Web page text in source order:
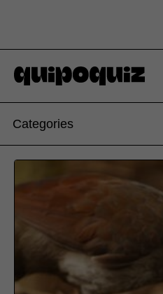
Categories